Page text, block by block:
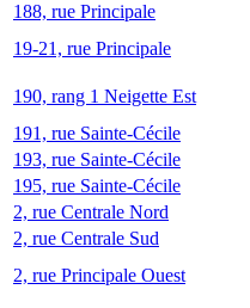
188, rue Principale
19-21, rue Principale
190, rang 1 Neigette Est
191, rue Sainte-Cécile
193, rue Sainte-Cécile
195, rue Sainte-Cécile
2, rue Centrale Nord
2, rue Centrale Sud
2, rue Principale Ouest